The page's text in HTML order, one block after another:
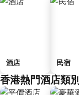
酒店 民宿
香港熱門酒店類別